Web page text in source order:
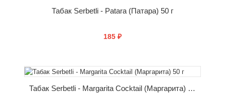
Табак Serbetli - Patara (Патара) 50 г
185 ₽
КУПИТЬ
Табак Serbetli - Margarita Cocktail (Маргарита) 50 г